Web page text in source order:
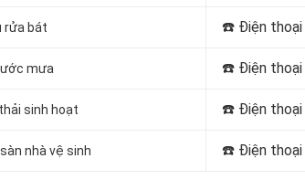
rửa bát ☎️ Điện thoại
mưa ☎️ Điện thoại
sinh hoạt ☎️ Điện thoại
nhà vệ sinh ☎️ Điện thoại